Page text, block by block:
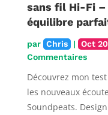
sans fil Hi-Fi –
équilibre
par Chris | Oct
Commentaires
Découvrez mon test
les nouveaux
Soundpeats.